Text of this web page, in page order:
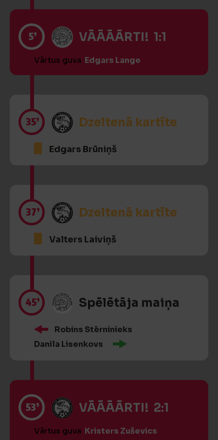
5’ VĀĀĀĀRTI! 1:1
Vārtus guva Edgars Lange
35’ Dzeltenā kartīte
Edgars Brūniņš
37’ Dzeltenā kartīte
Valters Laiviņš
45’ Spēlētāja maiņa
Robins Stērninieks
Danila Lisenkovs
53’ VĀĀĀĀRTI! 2:1
Vārtus guva Kristers Zuševics